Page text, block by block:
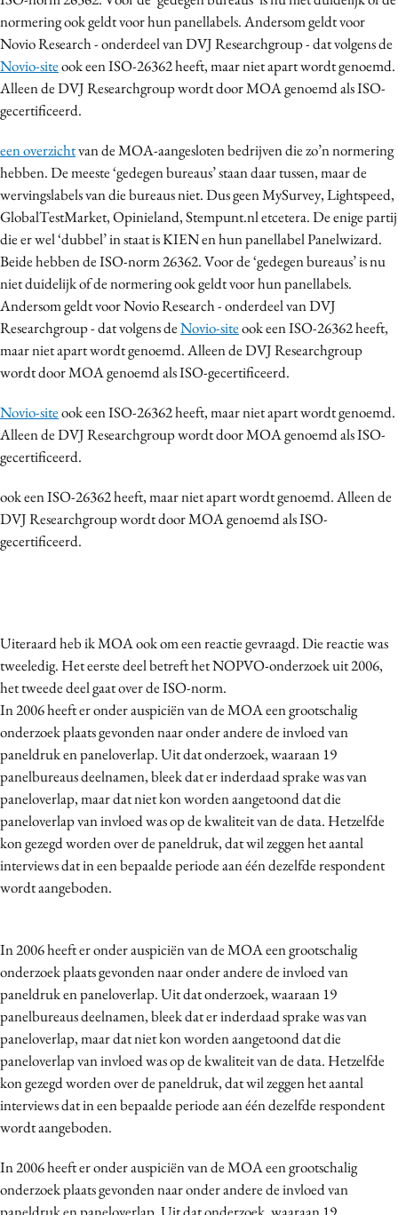
normering ook geldt voor hun panellabels. Andersom geldt voor
Novio Research - onderdeel van DVJ Researchgroup - dat volgens de
Novio-siteook een ISO-26362 heeft, maar niet apart wordt genoemd.
Alleen de DVJ Researchgroup wordt door MOA genoemd als ISO-
gecertificeerd.
een overzichtvan de MOA-aangesloten bedrijven die zo’n normering
hebben. De meeste ‘gedegen bureaus’ staan daar tussen, maar de
wervingslabels van die bureaus niet. Dus geen MySurvey, Lightspeed,
GlobalTestMarket, Opinieland, Stempunt.nl etcetera. De enige partij
die er wel ‘dubbel’ in staat is KIEN en hun panellabel Panelwizard.
Beide hebben de ISO-norm 26362. Voor de ‘gedegen bureaus’ is nu
niet duidelijk of de normering ook geldt voor hun panellabels.
Andersom geldt voor Novio Research - onderdeel van DVJ
Researchgroup - dat volgens deNovio-siteook een ISO-26362 heeft,
maar niet apart wordt genoemd. Alleen de DVJ Researchgroup
wordt door MOA genoemd als ISO-gecertificeerd.
Novio-siteook een ISO-26362 heeft, maar niet apart wordt genoemd.
Alleen de DVJ Researchgroup wordt door MOA genoemd als ISO-
gecertificeerd.
ook een ISO-26362 heeft, maar niet apart wordt genoemd. Alleen de
DVJ Researchgroup wordt door MOA genoemd als ISO-
gecertificeerd.
Uiteraard heb ik MOA ook om een reactie gevraagd. Die reactie was
tweeledig. Het eerste deel betreft het NOPVO-onderzoek uit 2006,
het tweede deel gaat over de ISO-norm.
In 2006 heeft er onder auspiciën van de MOA een grootschalig
onderzoek plaats gevonden naar onder andere de invloed van
paneldruk en paneloverlap. Uit dat onderzoek, waaraan 19
panelbureaus deelnamen, bleek dat er inderdaad sprake was van
paneloverlap, maar dat niet kon worden aangetoond dat die
paneloverlap van invloed was op de kwaliteit van de data. Hetzelfde
kon gezegd worden over de paneldruk, dat wil zeggen het aantal
interviews dat in een bepaalde periode aan één dezelfde respondent
wordt aangeboden.
In 2006 heeft er onder auspiciën van de MOA een grootschalig
onderzoek plaats gevonden naar onder andere de invloed van
paneldruk en paneloverlap. Uit dat onderzoek, waaraan 19
panelbureaus deelnamen, bleek dat er inderdaad sprake was van
paneloverlap, maar dat niet kon worden aangetoond dat die
paneloverlap van invloed was op de kwaliteit van de data. Hetzelfde
kon gezegd worden over de paneldruk, dat wil zeggen het aantal
interviews dat in een bepaalde periode aan één dezelfde respondent
wordt aangeboden.
In 2006 heeft er onder auspiciën van de MOA een grootschalig
onderzoek plaats gevonden naar onder andere de invloed van